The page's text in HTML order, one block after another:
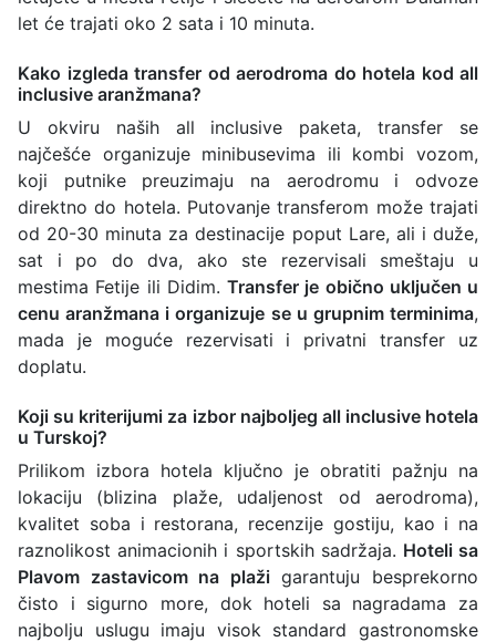
let će trajati oko 2 sata i 10 minuta.
Kako izgleda transfer od aerodroma do hotela kod all
inclusive aranžmana?
U okviru naših all inclusive paketa, transfer se
najčešće organizuje minibusevima ili kombi vozom,
koji putnike preuzimaju na aerodromu i odvoze
direktno do hotela. Putovanje transferom može trajati
od 20-30 minuta za destinacije poput Lare, ali i duže,
sat i po do dva, ako ste rezervisali smeštaju u
mestima Fetije ili Didim. Transfer je obično uključen u
cenu aranžmana i organizuje se u grupnim terminima,
mada je moguće rezervisati i privatni transfer uz
doplatu.
Koji su kriterijumi za izbor najboljeg all inclusive hotela
u Turskoj?
Prilikom izbora hotela ključno je obratiti pažnju na
lokaciju (blizina plaže, udaljenost od aerodroma),
kvalitet soba i restorana, recenzije gostiju, kao i na
raznolikost animacionih i sportskih sadržaja. Hoteli sa
Plavom zastavicom na plažigarantuju besprekorno
čisto i sigurno more, dok hoteli sa nagradama za
najbolju uslugu imaju visok standard gastronomske